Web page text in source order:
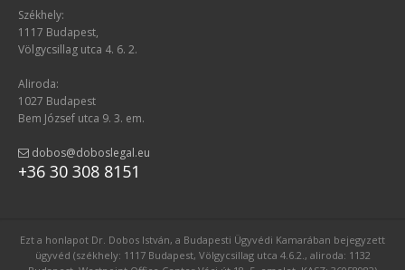
Székhely:
1117 Budapest,
Völgycsillag utca 4. 6. 2.
Aliroda:
1027 Budapest
Bem József utca 9. 3. em.
dobos@doboslegal.eu
+36 30 308 8151
Ezt a honlapot Dr. Dobos István, a Budapesti Ügyvédi Kamarában bejegyzett
ügyvéd (székhely: 1117 Budapest, Völgycsillag utca 4.6.2., aliroda: 1132